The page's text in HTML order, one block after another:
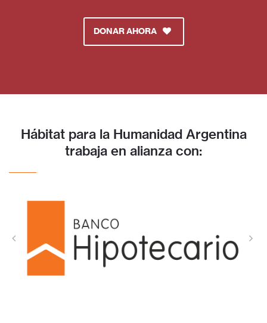
DONAR AHORA
Hábitat para la Humanidad Argentina
trabaja en alianza con: